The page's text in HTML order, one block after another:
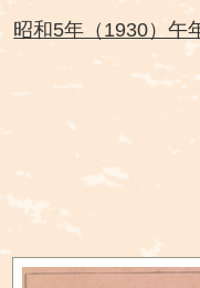
昭和5年（1930）午